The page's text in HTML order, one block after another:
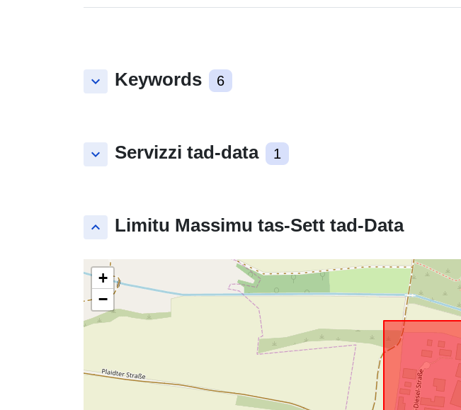
keyboard_arrow_down Keywords 6
keyboard_arrow_down Servizzi tad-data 1
keyboard_arrow_up Limitu Massimu tas-Sett tad-Data
+
−